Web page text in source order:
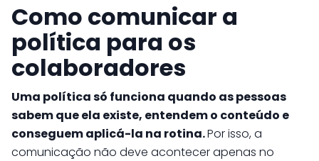
Como comunicar a
política para os
colaboradores
Uma política só funciona quando as pessoas
sabem que ela existe, entendem o conteúdo e
conseguem aplicá-la na rotina.Por isso, a
comunicação não deve acontecer apenas no